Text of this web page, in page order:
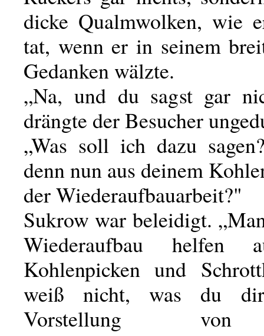
dicke Qualmwolken, wie
tat, wenn er in seinem
Gedanken wälzte.
„Na, und du sagst gar
drängte der Besucher
„Was soll ich dazu
denn nun aus deinem
der Wiederaufbauarbeit?"
Sukrow war beleidigt.
Wiederaufbau helfen
Kohlenpicken und
weiß nicht, was du
Vorstellung